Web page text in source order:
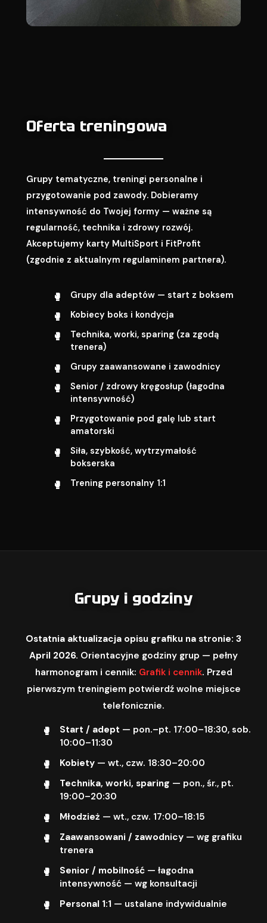
Oferta treningowa
Grupy tematyczne, treningi personalne i
przygotowanie pod zawody. Dobieramy
intensywność do Twojej formy — ważne są
regularność, technika i zdrowy rozwój.
Akceptujemy karty MultiSport i FitProfit
(zgodnie z aktualnym regulaminem partnera).
Grupy dla adeptów — start z boksem
Kobiecy boks i kondycja
Technika, worki, sparing (za zgodą
trenera)
Grupy zaawansowane i zawodnicy
Senior / zdrowy kręgosłup (łagodna
intensywność)
Przygotowanie pod galę lub start
amatorski
Siła, szybkość, wytrzymałość
bokserska
Trening personalny 1:1
Grupy i godziny
Ostatnia aktualizacja opisu grafiku na stronie: 3
April 2026. Orientacyjne godziny grup — pełny
harmonogram i cennik: Grafik i cennik. Przed
pierwszym treningiem potwierdź wolne miejsce
telefonicznie.
Start / adept — pon.–pt. 17:00–18:30, sob.
10:00–11:30
Kobiety— wt., czw. 18:30–20:00
Technika, worki, sparing — pon., śr., pt.
19:00–20:30
Młodzież — wt., czw. 17:00–18:15
Zaawansowani / zawodnicy— wg grafiku
trenera
Senior / mobilność— łagodna
intensywność — wg konsultacji
Personal 1:1 — ustalane indywidualnie